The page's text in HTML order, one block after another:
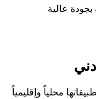
عالية
محلياً وإقليمياً